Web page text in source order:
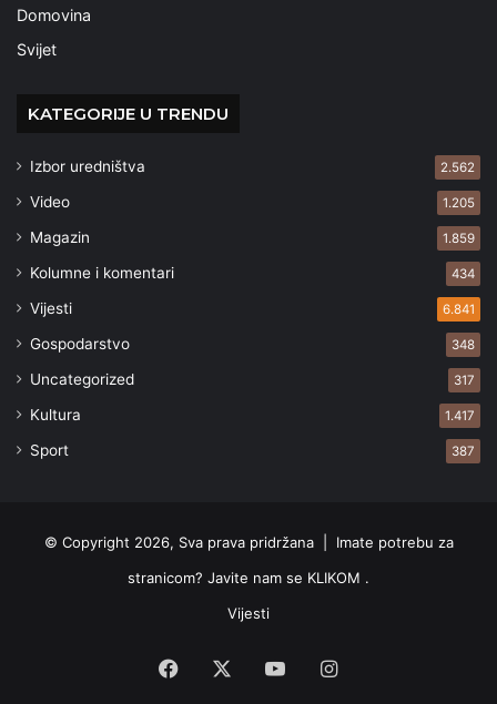
Domovina
Svijet
KATEGORIJE U TRENDU
Izbor uredništva 2.562
Video 1.205
Magazin 1.859
Kolumne i komentari 434
Vijesti 6.841
Gospodarstvo 348
Uncategorized 317
Kultura 1.417
Sport 387
© Copyright 2026, Sva prava pridržana | Imate potrebu za
stranicom? Javite nam se KLIKOM .
Vijesti
Facebook YouTubeInstagram